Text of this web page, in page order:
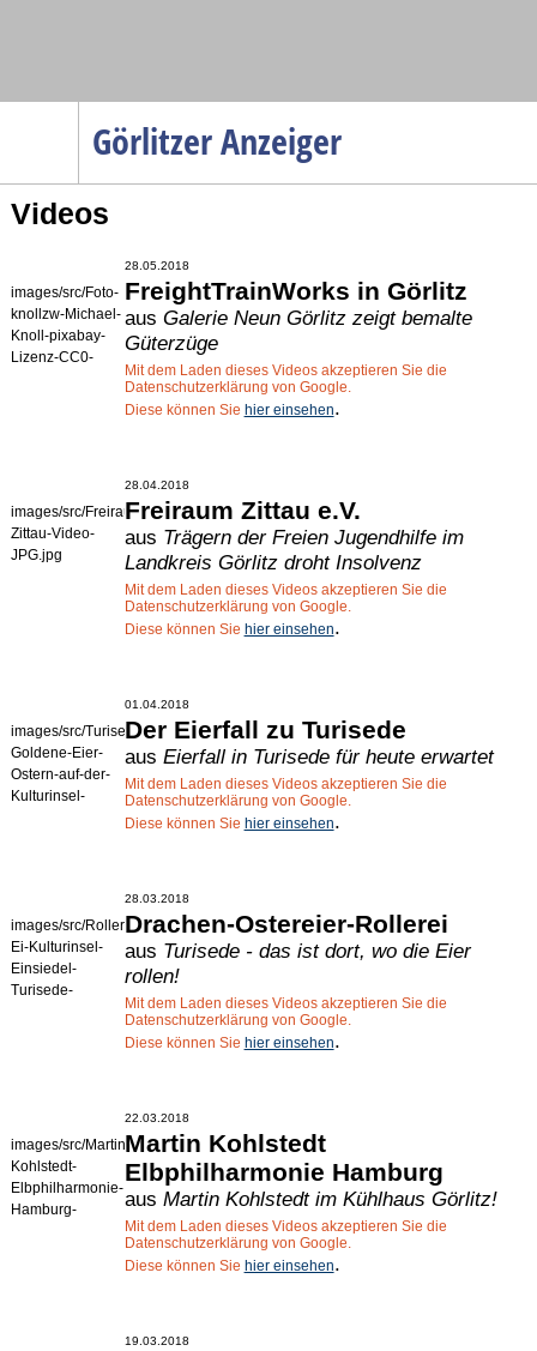
Görlitzer Anzeiger
Menüpunkte
Startseite
Gesellschaft
Wirtschaft
Service
Sport
Videos
images/src/Foto-
knollzw-Michael-
Knoll-pixabay-
Lizenz-CC0-
28.05.2018
FreightTrainWorks in Görlitz
aus Galerie Neun Görlitz zeigt bemalte
Güterzüge
Mit dem Laden dieses Videos akzeptieren Sie die
Datenschutzerklärung von Google.
Diese können Sie hier einsehen.
images/src/Freiraum-
Zittau-Video-
JPG.jpg
28.04.2018
Freiraum Zittau e.V.
aus Trägern der Freien Jugendhilfe im
Landkreis Görlitz droht Insolvenz
Mit dem Laden dieses Videos akzeptieren Sie die
Datenschutzerklärung von Google.
Diese können Sie hier einsehen.
images/src/Turisede-
Goldene-Eier-
Ostern-auf-der-
Kulturinsel-
01.04.2018
Der Eierfall zu Turisede
aus Eierfall in Turisede für heute erwartet
Mit dem Laden dieses Videos akzeptieren Sie die
Datenschutzerklärung von Google.
Diese können Sie hier einsehen.
images/src/Roller-
Ei-Kulturinsel-
Einsiedel-
Turisede-
28.03.2018
Drachen-Ostereier-Rollerei
aus Turisede - das ist dort, wo die Eier
rollen!
Mit dem Laden dieses Videos akzeptieren Sie die
Datenschutzerklärung von Google.
Diese können Sie hier einsehen.
images/src/Martin-
Kohlstedt-
Elbphilharmonie-
Hamburg-
22.03.2018
Martin Kohlstedt
Elbphilharmonie Hamburg
aus Martin Kohlstedt im Kühlhaus Görlitz!
Mit dem Laden dieses Videos akzeptieren Sie die
Datenschutzerklärung von Google.
Diese können Sie hier einsehen.
19.03.2018